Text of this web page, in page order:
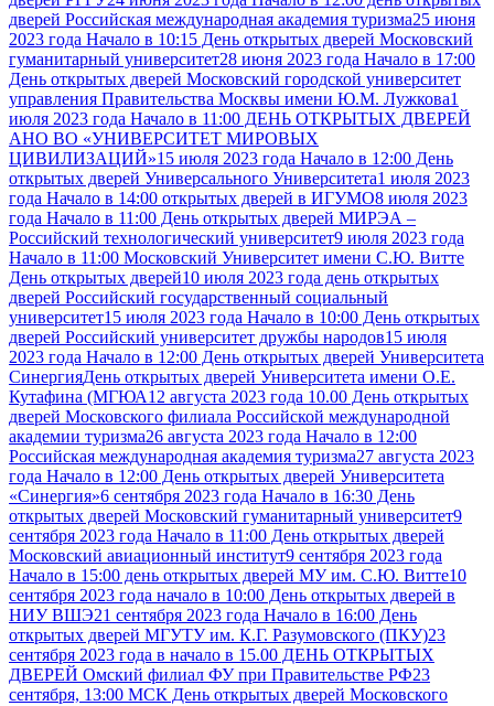
дверей Российская международная академия туризма25 июня
2023 года Начало в 10:15 День открытых дверей Московский
гуманитарный университет28 июня 2023 года Начало в 17:00
День открытых дверей Московский городской университет
управления Правительства Москвы имени Ю.М. Лужкова1
июля 2023 года Начало в 11:00 ДЕНЬ ОТКРЫТЫХ ДВЕРЕЙ
АНО ВО «УНИВЕРСИТЕТ МИРОВЫХ
ЦИВИЛИЗАЦИЙ»15 июля 2023 года Начало в 12:00 День
открытых дверей Универсального Университета1 июля 2023
года Начало в 14:00 открытых дверей в ИГУМО8 июля 2023
года Начало в 11:00 День открытых дверей МИРЭА –
Российский технологический университет9 июля 2023 года
Начало в 11:00 Московский Университет имени С.Ю. Витте
День открытых дверей10 июля 2023 года день открытых
дверей Российский государственный социальный
университет15 июля 2023 года Начало в 10:00 День открытых
дверей Российский университет дружбы народов15 июля
2023 года Начало в 12:00 День открытых дверей Университета
СинергияДень открытых дверей Университета имени О.Е.
Кутафина (МГЮА12 августа 2023 года 10.00 День открытых
дверей Московского филиала Российской международной
академии туризма26 августа 2023 года Начало в 12:00
Российская международная академия туризма27 августа 2023
года Начало в 12:00 День открытых дверей Университета
«Синергия»6 сентября 2023 года Начало в 16:30 День
открытых дверей Московский гуманитарный университет9
сентября 2023 года Начало в 11:00 День открытых дверей
Московский авиационный институт9 сентября 2023 года
Начало в 15:00 день открытых дверей МУ им. С.Ю. Витте10
сентября 2023 года начало в 10:00 День открытых дверей в
НИУ ВШЭ21 сентября 2023 года Начало в 16:00 День
открытых дверей МГУТУ им. К.Г. Разумовского (ПКУ)23
сентября 2023 года в начало в 15.00 ДЕНЬ ОТКРЫТЫХ
ДВЕРЕЙ Омский филиал ФУ при Правительстве РФ23
сентября, 13:00 МСК День открытых дверей Московского